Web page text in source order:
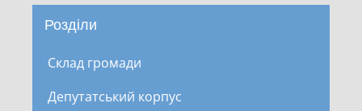
Розділи
Склад громади
Депутатський корпус